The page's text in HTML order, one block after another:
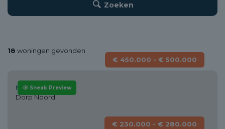
Zoeken
18 woningen gevonden
Sneak Preview
€ 450.000 - € 500.000
Moordrecht
Dorp Noord
€ 230.000 - € 280.000